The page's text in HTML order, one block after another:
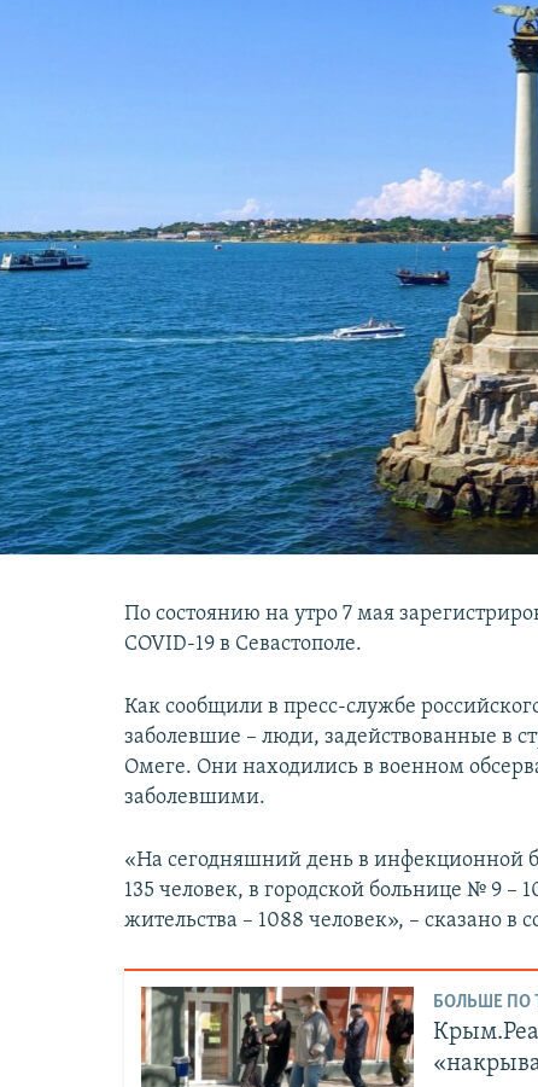
По состоянию на утро 7 мая
COVID-19 в Севастополе.
Как сообщили в пресс-службе
заболевшие – люди, задействованные в
Омеге. Они находились в военном
заболевшими.
«На сегодняшний день в инфекционной
135 человек, в городской больнице № 9
жительства – 1088 человек», – сказано в
БОЛЬШЕ ПО